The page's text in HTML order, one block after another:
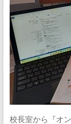
校長室から『オ